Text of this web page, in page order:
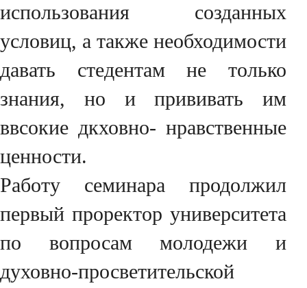
использования созданных
условиц, а также необходимости
давать стедентам не только
знания, но и прививать им
ввсокие дкховно- нравственные
ценности.
Работу семинара продолжил
первый проректор университета
по вопросам молодежи и
духовно-просветительской